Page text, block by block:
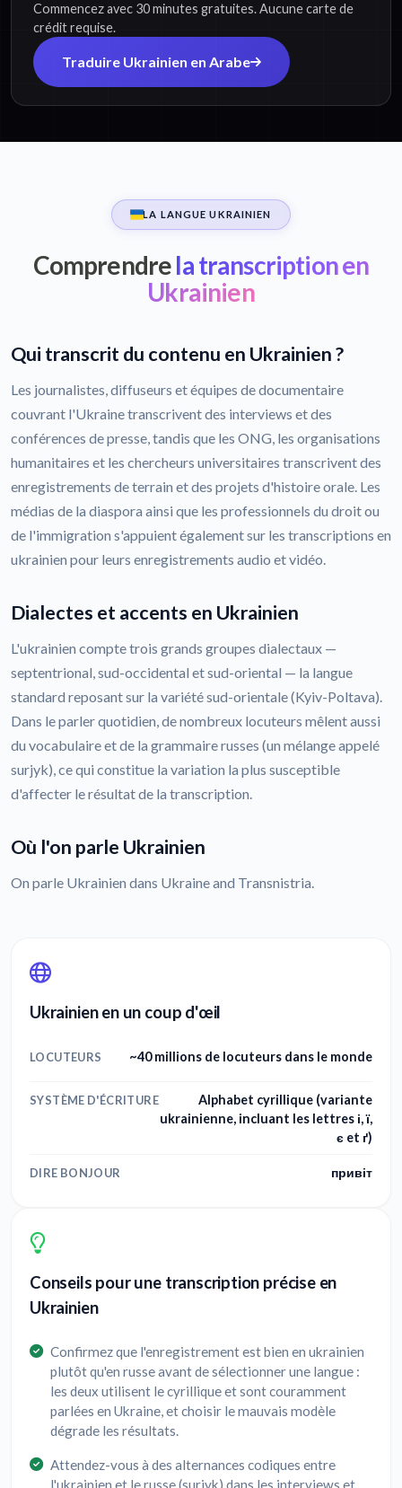
Commencez avec 30 minutes gratuites. Aucune carte de
crédit requise.
Traduire Ukrainien en Arabe
LA LANGUE UKRAINIEN
Comprendrela transcription en
Ukrainien
Qui transcrit du contenu en Ukrainien ?
Les journalistes, diffuseurs et équipes de documentaire
couvrant l'Ukraine transcrivent des interviews et des
conférences de presse, tandis que les ONG, les organisations
humanitaires et les chercheurs universitaires transcrivent des
enregistrements de terrain et des projets d'histoire orale. Les
médias de la diaspora ainsi que les professionnels du droit ou
de l'immigration s'appuient également sur les transcriptions en
ukrainien pour leurs enregistrements audio et vidéo.
Dialectes et accents en Ukrainien
L'ukrainien compte trois grands groupes dialectaux —
septentrional, sud-occidental et sud-oriental — la langue
standard reposant sur la variété sud-orientale (Kyiv-Poltava).
Dans le parler quotidien, de nombreux locuteurs mêlent aussi
du vocabulaire et de la grammaire russes (un mélange appelé
surjyk), ce qui constitue la variation la plus susceptible
d'affecter le résultat de la transcription.
Où l'on parle Ukrainien
On parle Ukrainien dans Ukraine and Transnistria.
Ukrainien en un coup d'œil
LOCUTEURS ~40 millions de locuteurs dans le monde
SYSTÈME D'ÉCRITURE
Alphabet cyrillique (variante
ukrainienne, incluant les lettres і, ї,
є et ґ)
DIRE BONJOUR привіт
Conseils pour une transcription précise en
Ukrainien
Confirmez que l'enregistrement est bien en ukrainien
plutôt qu'en russe avant de sélectionner une langue :
les deux utilisent le cyrillique et sont couramment
parlées en Ukraine, et choisir le mauvais modèle
dégrade les résultats.
Attendez-vous à des alternances codiques entre
l'ukrainien et le russe (surjyk) dans les interviews et